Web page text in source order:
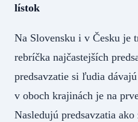
lístok
Na Slovensku i v Česku je
rebríčka najčastejších
predsavzatie si ľudia
v oboch krajinách je na
Nasledujú predsavzatia